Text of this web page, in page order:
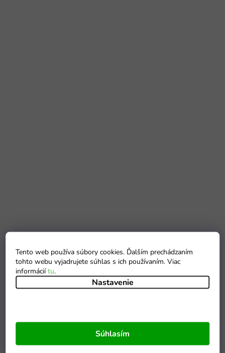
Tento web používa súbory cookies. Ďalším prechádzaním
tohto webu vyjadrujete súhlas s ich používaním. Viac
informáciítu.
Nastavenie
Súhlasím